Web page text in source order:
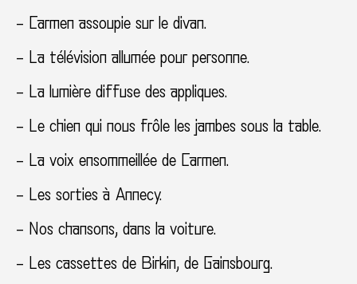
– Carmen assoupie sur le divan.
– La télévision allumée pour personne.
– La lumière diffuse des appliques.
– Le chien qui nous frôle les jambes sous la table.
– La voix ensommeillée de Carmen.
– Les sorties à Annecy.
– Nos chansons, dans la voiture.
– Les cassettes de Birkin, de Gainsbourg.